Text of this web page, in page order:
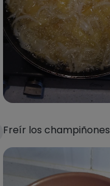
Freír los champiñones